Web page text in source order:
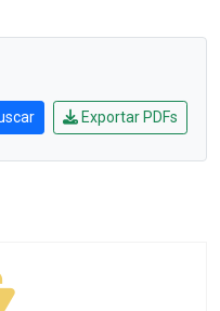
Exportar PDFs